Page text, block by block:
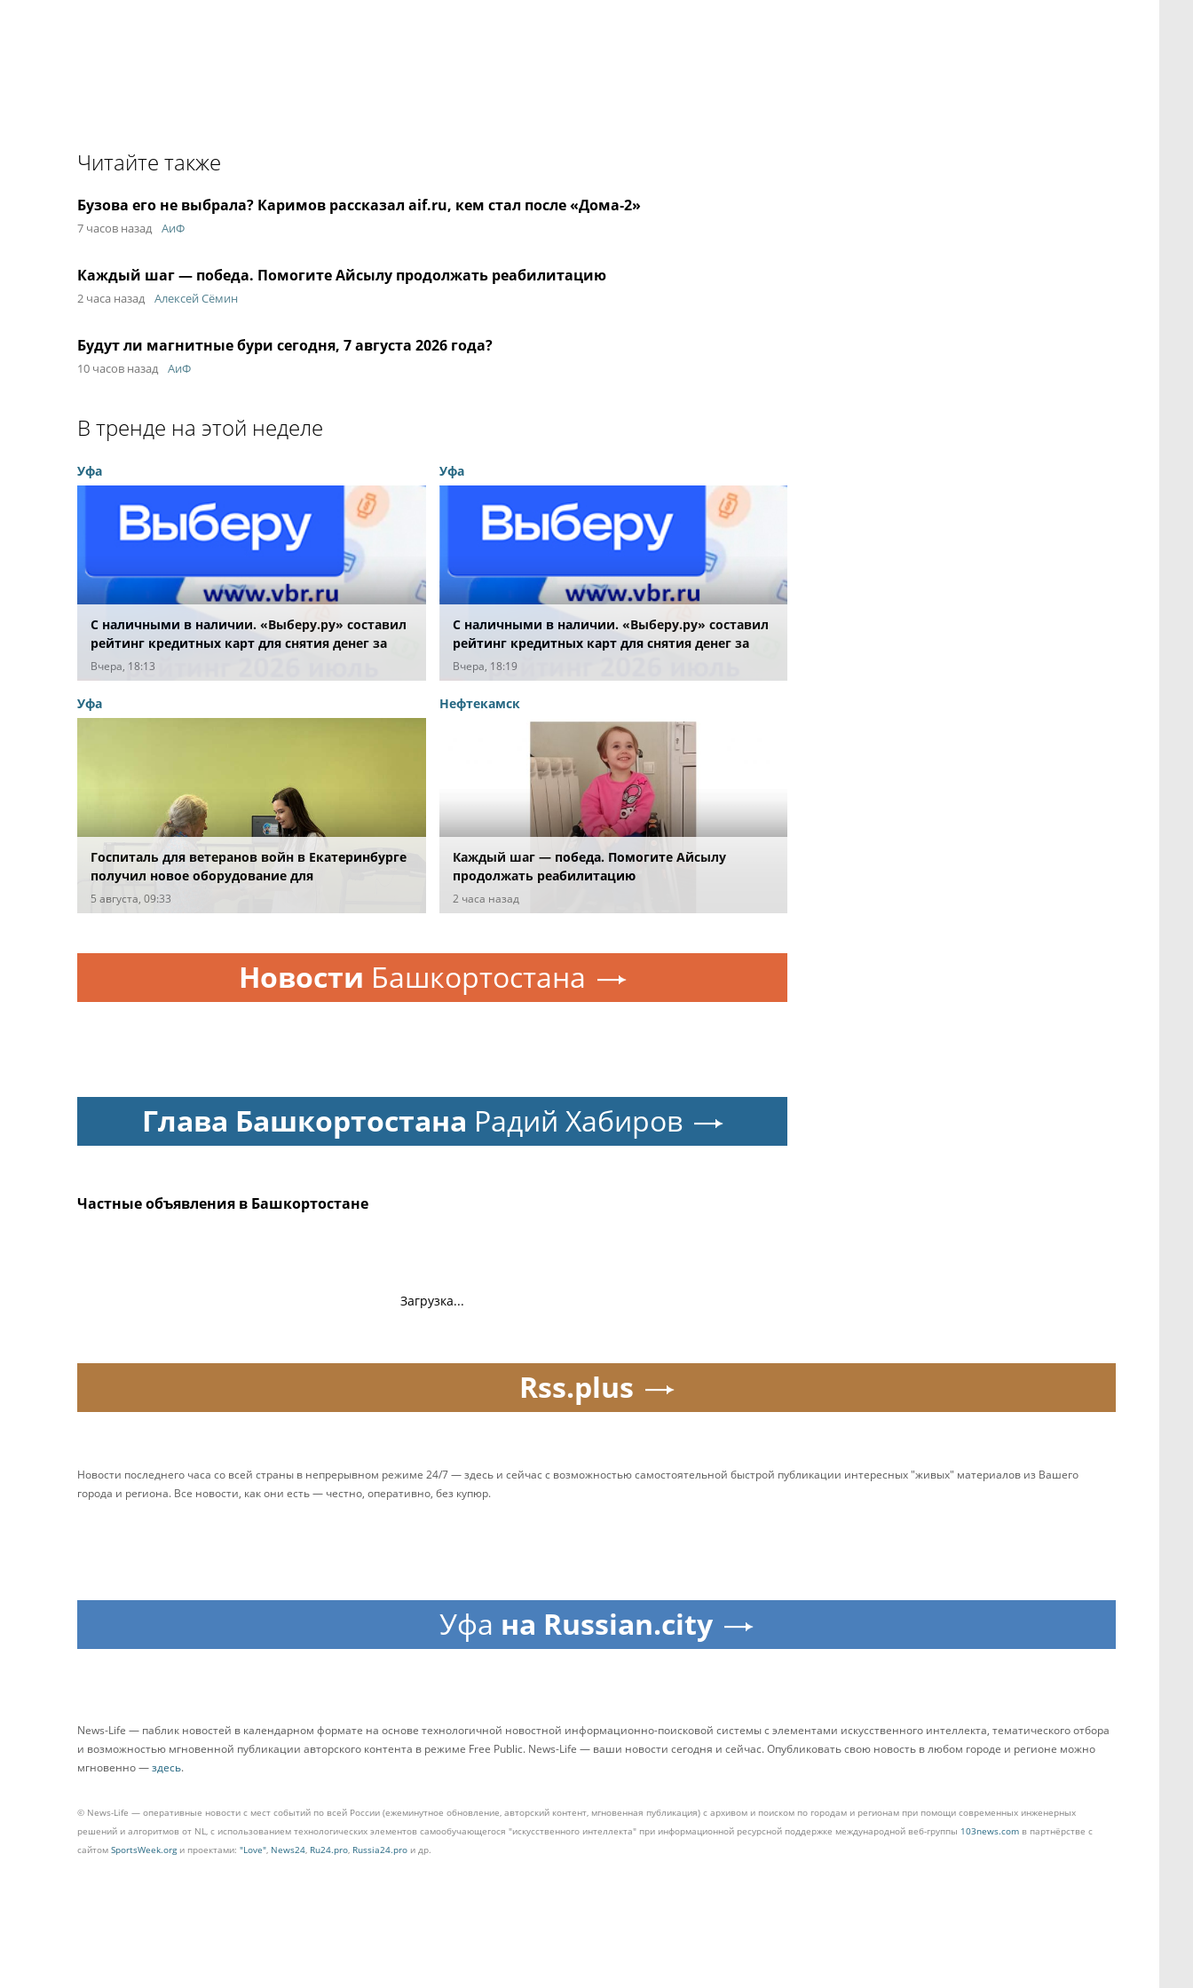
Читайте также
Бузова его не выбрала? Каримов рассказал aif.ru, кем стал после «Дома‑2»
7 часов назад АиФ
Каждый шаг — победа. Помогите Айсылу продолжать реабилитацию
2 часа назад Алексей Сёмин
Будут ли магнитные бури сегодня, 7 августа 2026 года?
10 часов назад АиФ
В тренде на этой неделе
Уфа
С наличными в наличии. «Выберу.ру» составил
рейтинг кредитных карт для снятия денег за
июль 2026 года
Вчера, 18:13
Уфа
С наличными в наличии. «Выберу.ру» составил
рейтинг кредитных карт для снятия денег за
июль 2026 года
Вчера, 18:19
Уфа
Госпиталь для ветеранов войн в Екатеринбурге
получил новое оборудование для
реабилитации
5 августа, 09:33
Нефтекамск
Каждый шаг — победа. Помогите Айсылу
продолжать реабилитацию
2 часа назад
Новости Башкортостана
Глава Башкортостана Радий Хабиров
Частные объявления в Башкортостане
Загрузка...
Rss.plus
Новости последнего часа со всей страны в непрерывном режиме 24/7 — здесь и сейчас с возможностью самостоятельной быстрой публикации интересных "живых" материалов из Вашего
города и региона. Все новости, как они есть — честно, оперативно, без купюр.
Уфа на Russian.city
News-Life — паблик новостей в календарном формате на основе технологичной новостной информационно-поисковой системы с элементами искусственного интеллекта, тематического отбора
и возможностью мгновенной публикации авторского контента в режиме Free Public. News-Life — ваши новости сегодня и сейчас. Опубликовать свою новость в любом городе и регионе можно
мгновенно —здесь.
© News-Life — оперативные новости с мест событий по всей России (ежеминутное обновление, авторский контент, мгновенная публикация) с архивом и поиском по городам и регионам при помощи современных инженерных
решений и алгоритмов от NL, с использованием технологических элементов самообучающегося "искусственного интеллекта" при информационной ресурсной поддержке международной веб-группы 103news.com в партнёрстве с
сайтом SportsWeek.orgи проектами: "Love", News24, Ru24.pro, Russia24.pro и др.